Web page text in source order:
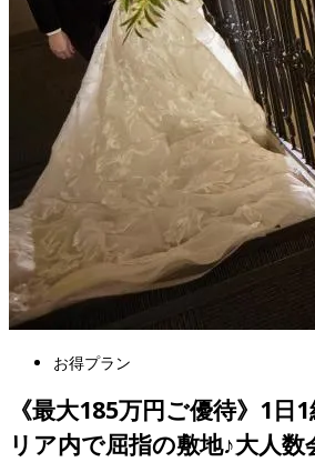
お得プラン
《最大185万円ご優待》1日
リア内で屈指の敷地♪大人